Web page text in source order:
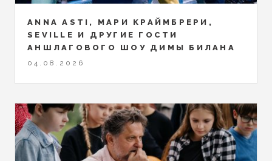
ANNA ASTI, МАРИ КРАЙМБРЕРИ,
SEVILLE И ДРУГИЕ ГОСТИ
АНШЛАГОВОГО ШОУ ДИМЫ БИЛАНА
04.08.2026